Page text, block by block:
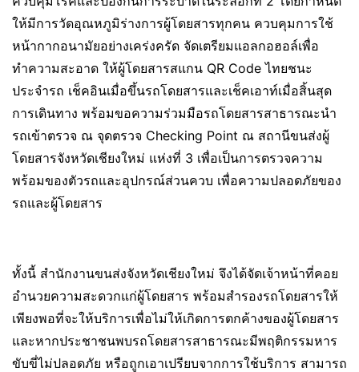
ให้มีการวัดอุณหภูมิร่างการผู้โดยสารทุกคน ควบคุมการใช้
หน้ากากอนามัยอย่างเคร่งครัด จัดเตรียมแอลกอฮอล์เพื่อ
ทำความสะอาด ให้ผู้โดยสารสแกน QR Code ไทยชนะ
ประจำรถ เช็คอินเมื่อขึ้นรถโดยสารและเช็คเอาท์เมื่อสิ้นสุด
การเดินทาง พร้อมขอความร่วมมือรถโดยสารสาธารณะนำ
รถเข้าตรวจ ณ จุดตรวจ Checking Point ณ สถานีขนส่งผู้
โดยสารจังหวัดเชียงใหม่ แห่งที่ 3 เพื่อเป็นการตรวจความ
พร้อมของตัวรถและอุปกรณ์ส่วนควบ เพื่อความปลอดภัยของ
รถและผู้โดยสาร
ทั้งนี้ สำนักงานขนส่งจังหวัดเชียงใหม่ จึงได้จัดเจ้าหน้าที่คอย
อำนวยความสะดวกแก่ผู้โดยสาร พร้อมสำรองรถโดยสารให้
เพียงพอที่จะให้บริการเพื่อไม่ให้เกิดการตกค้างของผู้โดยสาร
และหากประชาชนพบรถโดยสารสาธารณะมีพฤติกรรมหาร
ขับขี่ไม่ปลอดภัย หรือถูกเอาเปรียบจากการใช้บริการ สามารถ